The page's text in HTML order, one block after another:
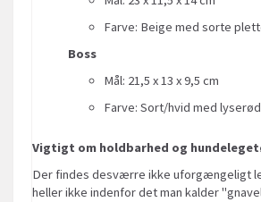
Farve: Beige med sorte
Boss
Mål: 21,5 x 13 x 9,5 cm
Farve: Sort/hvid med
Vigtigt om holdbarhed og
Der findes desværre ikke uforgængeligt
heller ikke indenfor det man kalder